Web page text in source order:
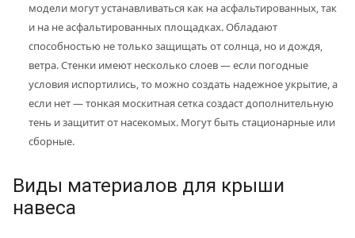
модели могут устанавливаться как на асфальтированных, так
и на не асфальтированных площадках. Обладают
способностью не только защищать от солнца, но и дождя,
ветра. Стенки имеют несколько слоев — если погодные
условия испортились, то можно создать надежное укрытие, а
если нет — тонкая москитная сетка создаст дополнительную
тень и защитит от насекомых. Могут быть стационарные или
сборные.
Виды материалов для крыши
навеса